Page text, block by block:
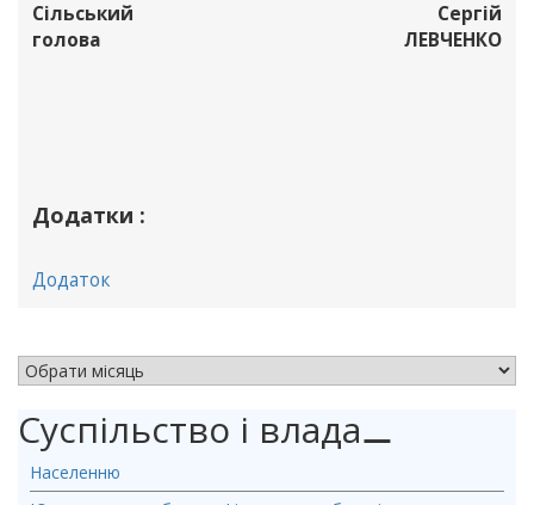
Сільський
голова
Сергій
ЛЕВЧЕНКО
Додатки :
Додаток
Суспільство і влада⚊
Населенню